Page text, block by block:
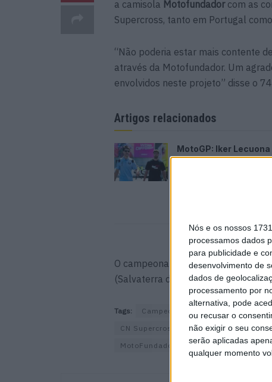
Nós e os nossos 1731
processamos dados
para publicidade e
desenvolvimento de
dados de
processamento por
alternativa, pode
ou recusar o
não exigir o seu
serão aplicadas
qualquer momento
a camisola Motofundadorcom as
Supercross, tanto em Portugal
“Não poderia estar mais contente
através da Motofundador. Um
envolvidos neste projeto” disse o
Artigos relacionados
MotoGP: Iker Lecuona
ambiciona Top 10 em
O campeonato nacional de
(Salvaterra de Magos).
Tags: Campeonato Nacional de
CN Supercross
CNMX 2023 CNSX
MotoFundador
Supercross